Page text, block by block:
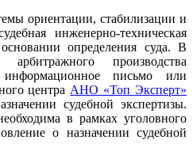
ориентации, стабилизации и
инженерно-техническая
определения суда. В
производства
информационное письмо или
центра АНО «Топ Эксперт»
судебной экспертизы.
в рамках уголовного
о назначении судебной